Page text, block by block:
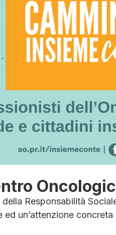
Responsabilità
un’attenzione